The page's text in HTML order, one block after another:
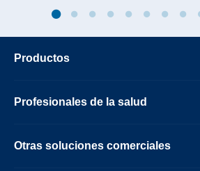
Productos
Profesionales de la salud
Otras soluciones comerciales